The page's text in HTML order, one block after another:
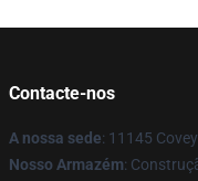
Contacte-nos
A nossa sede: 11145
Nosso Armazém: